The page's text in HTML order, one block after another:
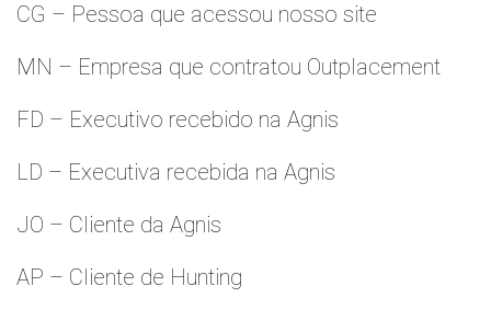
CG – Pessoa que acessou nosso site
MN – Empresa que contratou Outplacement
FD – Executivo recebido na Agnis
LD – Executiva recebida na Agnis
JO – Cliente da Agnis
AP – Cliente de Hunting